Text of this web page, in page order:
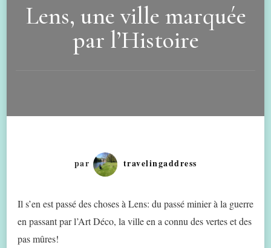
Lens, une ville marquée
par l’Histoire
par travelingaddress
Il s’en est passé des choses à Lens: du passé minier à la guerre
en passant par l’Art Déco, la ville en a connu des vertes et des
pas mûres!